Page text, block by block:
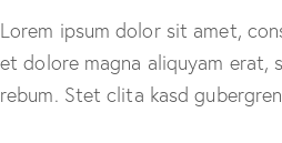
Lorem ipsum dolor sit amet,
et dolore magna aliquyam erat,
rebum. Stet clita kasd